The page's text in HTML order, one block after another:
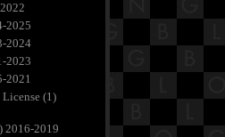
2025
2024
2023
2021
(1)
2016-2019